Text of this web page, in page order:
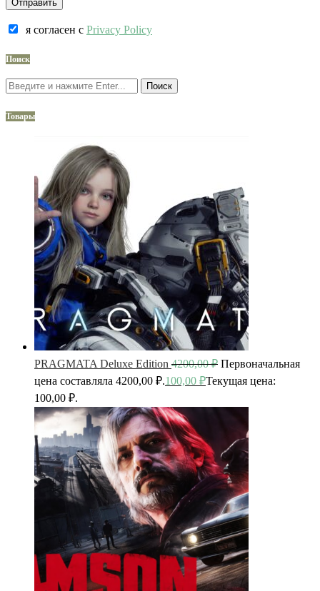
я согласен c Privacy Policy
Поиск
Поиск
Товары
PRAGMATA Deluxe Edition 4200,00₽ Первоначальная
цена составляла 4200,00 ₽.100,00 ₽Текущая цена:
100,00 ₽.